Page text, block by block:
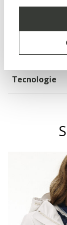
Materiali
Tecnologie